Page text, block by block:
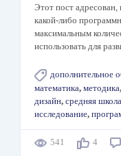
Этот пост
какой-либо
максимальным
использовать для
дополнительное
математика, методика,
дизайн, средняя школа
исследование,
541 4